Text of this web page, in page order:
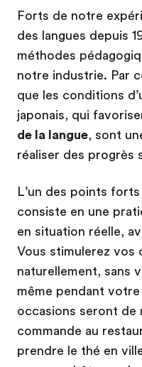
Forts de notre
des langues depuis
méthodes
notre industrie. Par
que les conditions
japonais, qui
de la langue, sont
réaliser des progrès
L’un des points
consiste en une
en situation réelle,
Vous stimulerez vos
naturellement, sans
même pendant
occasions seront de
commande au
prendre le thé en